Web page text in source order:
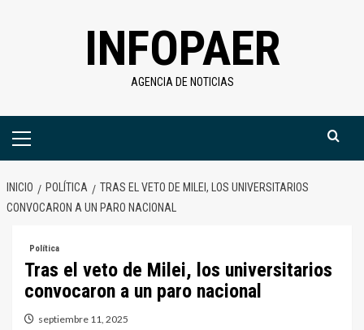
INFOPAER
AGENCIA DE NOTICIAS
Menú
INICIO POLÍTICA
TRAS EL VETO DE MILEI, LOS UNIVERSITARIOS
CONVOCARON A UN PARO NACIONAL
Política
Tras el veto de Milei, los universitarios
convocaron a un paro nacional
septiembre 11, 2025